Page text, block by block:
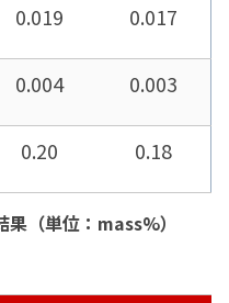
0.019 0.017
0.004 0.003
0.20 0.18
（単位：mass%）